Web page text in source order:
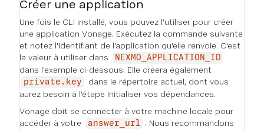
Créer une application
Une fois le CLI installé, vous pouvez l'utiliser pour créer
une application Vonage. Exécutez la commande suivante
et notez l'identifiant de l'application qu'elle renvoie. C'est
la valeur à utiliser dans
NEXMO_APPLICATION_ID
dans l'exemple ci-dessous. Elle créera également
private.key
dans le répertoire actuel, dont vous
aurez besoin à l'étape Initialiser vos dépendances.
Vonage doit se connecter à votre machine locale pour
accéder à votre
answer_url
. Nous recommandons